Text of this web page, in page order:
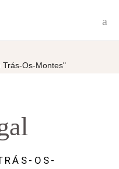
Trás-Os-Montes"
OS-